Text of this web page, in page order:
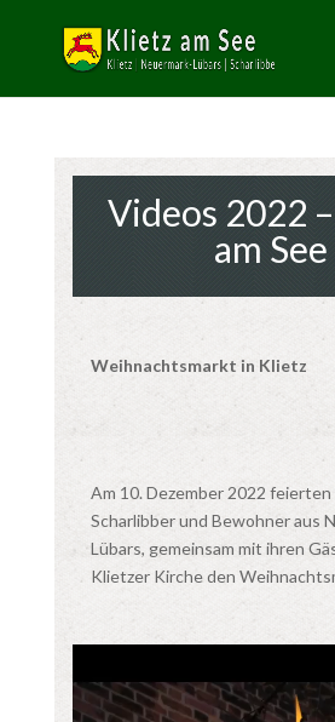
Videos 2022
am See
Weihnachtsmarkt in Klietz
Am 10. Dezember 2022 feierten
Scharlibber und Bewohner aus
Lübars, gemeinsam mit ihren
Klietzer Kirche den